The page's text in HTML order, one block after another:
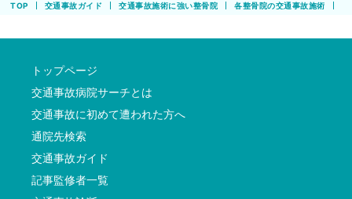
TOP 交通事故ガイド 交通事故施術に強い整骨院 各整骨院の交通事故施術
トップページ
交通事故病院サーチとは
交通事故に初めて遭われた方へ
通院先検索
交通事故ガイド
記事監修者一覧